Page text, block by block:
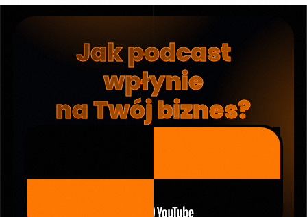
Jak podcast
wpłynie
na Twój biznes?